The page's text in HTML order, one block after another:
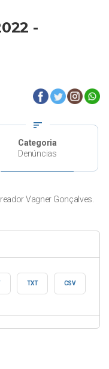
-
sort
Categoria
Denúncias
Vagner Gonçalves.
TXT CSV